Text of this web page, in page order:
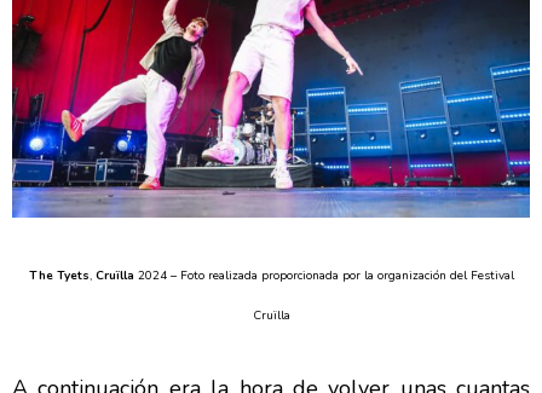
The Tyets,Cruïlla 2024 – Foto realizada proporcionada por la organización del Festival
Cruïlla